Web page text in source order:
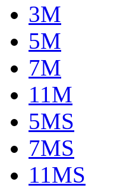
3M
5M
7M
11M
5MS
7MS
11MS